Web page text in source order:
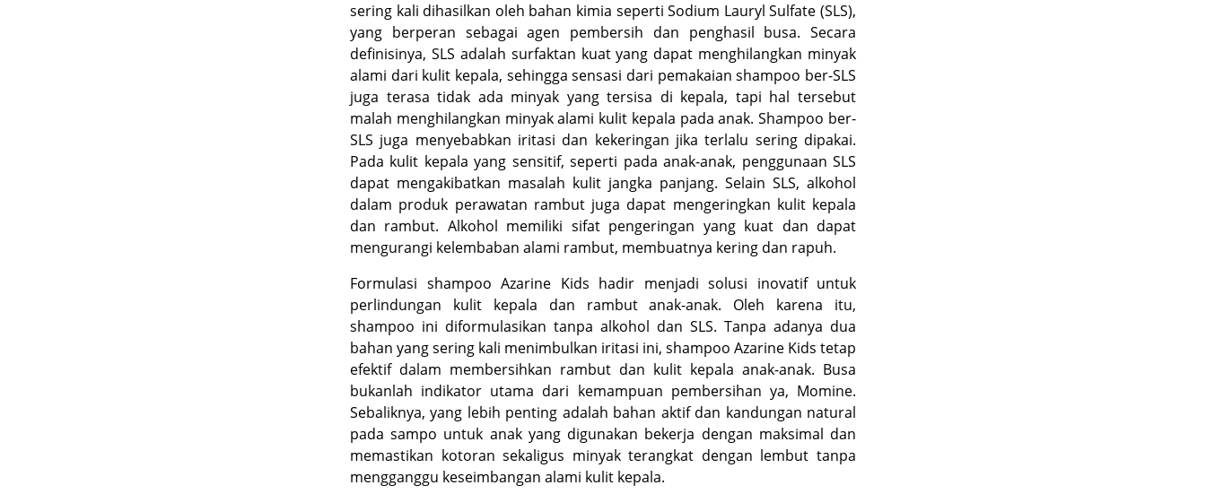
sering kali dihasilkan oleh bahan kimia seperti Sodium Lauryl Sulfate (SLS),
yang berperan sebagai agen pembersih dan penghasil busa. Secara
definisinya, SLS adalah surfaktan kuat yang dapat menghilangkan minyak
alami dari kulit kepala, sehingga sensasi dari pemakaianshampoo ber-SLS
juga terasa tidak ada minyak yang tersisa di kepala, tapi hal tersebut
malah menghilangkan minyak alami kulit kepala pada anak.Shampoo ber-
SLS juga menyebabkan iritasi dan kekeringan jika terlalu sering dipakai.
Pada kulit kepala yang sensitif, seperti pada anak-anak, penggunaan SLS
dapat mengakibatkan masalah kulit jangka panjang. Selain SLS, alkohol
dalam produk perawatan rambut juga dapat mengeringkan kulit kepala
dan rambut. Alkohol memiliki sifat pengeringan yang kuat dan dapat
mengurangi kelembaban alami rambut, membuatnya kering dan rapuh.
Formulasi shampoo Azarine Kids hadir menjadi solusi inovatif untuk
perlindungan kulit kepala dan rambut anak-anak. Oleh karena itu,
shampoo ini diformulasikan tanpa alkohol dan SLS. Tanpa adanya dua
bahan yang sering kali menimbulkan iritasi ini, shampoo Azarine Kids tetap
efektif dalam membersihkan rambut dan kulit kepala anak-anak. Busa
bukanlah indikator utama dari kemampuan pembersihan ya, Momine.
Sebaliknya, yang lebih penting adalah bahan aktif dan kandungan natural
pada sampo untuk anak yang digunakan bekerja dengan maksimal dan
memastikan kotoran sekaligus minyak terangkat dengan lembut tanpa
mengganggu keseimbangan alami kulit kepala.